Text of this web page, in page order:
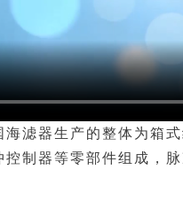
海滤器生产的整体为箱
制器等零部件组成，